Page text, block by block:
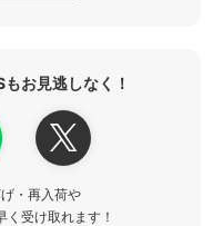
お見逃しなく！
・再入荷や
受け取れます！